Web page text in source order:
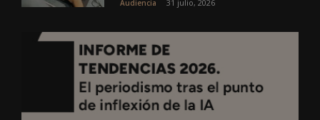
Audiencia 31 julio, 2026